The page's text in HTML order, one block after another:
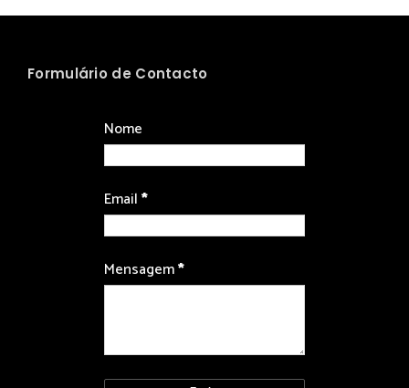
Formulário de Contacto
Nome
Email*
Mensagem*